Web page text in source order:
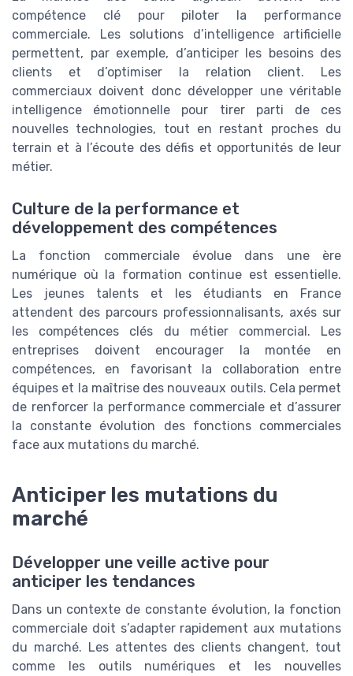
compétence clé pour piloter la performance
commerciale. Les solutions d’intelligence artificielle
permettent, par exemple, d’anticiper les besoins des
clients et d’optimiser la relation client. Les
commerciaux doivent donc développer une véritable
intelligence émotionnelle pour tirer parti de ces
nouvelles technologies, tout en restant proches du
terrain et à l’écoute des défis et opportunités de leur
métier.
Culture de la performance et
développement des compétences
La fonction commerciale évolue dans une ère
numérique où la formation continue est essentielle.
Les jeunes talents et les étudiants en France
attendent des parcours professionnalisants, axés sur
les compétences clés du métier commercial. Les
entreprises doivent encourager la montée en
compétences, en favorisant la collaboration entre
équipes et la maîtrise des nouveaux outils. Cela permet
de renforcer la performance commerciale et d’assurer
la constante évolution des fonctions commerciales
face aux mutations du marché.
Anticiper les mutations du
marché
Développer une veille active pour
anticiper les tendances
Dans un contexte de constante évolution, la fonction
commerciale doit s’adapter rapidement aux mutations
du marché. Les attentes des clients changent, tout
comme les outils numériques et les nouvelles